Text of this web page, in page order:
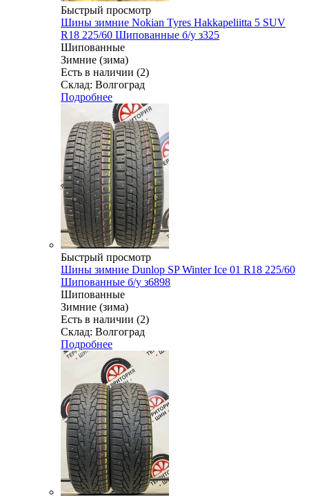
Быстрый просмотр
Шины зимние Nokian Tyres Hakkapeliitta 5 SUV
R18 225/60 Шипованные б/у з325
Шипованные
Зимние (зима)
Есть в наличии (2)
Склад: Волгоград
Подробнее
Быстрый просмотр
Шины зимние Dunlop SP Winter Ice 01 R18 225/60
Шипованные б/у з6898
Шипованные
Зимние (зима)
Есть в наличии (2)
Склад: Волгоград
Подробнее